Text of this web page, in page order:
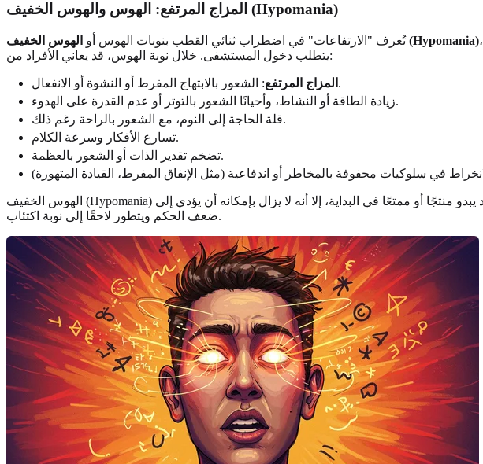
المزاج المرتفع: الهوس والهوس الخفيف (Hypomania)
تُعرف "الارتفاعات" في اضطراب ثنائي القطب بنوبات الهوس أوالهوس الخفيف (Hypomania)، اعتمادًا على شدتها وتأثيرها. الهوس شكل أكثر حدة، وغالبًا ما يؤدي إلى ضعف كبير في الأداء اليومي، مما قد
يتطلب دخول المستشفى. خلال نوبة الهوس، قد يعاني الأفراد من:
المزاج المرتفع : الشعور بالابتهاج المفرط أو النشوة أو الانفعال.
زيادة الطاقة أو النشاط، وأحيانًا الشعور بالتوتر أو عدم القدرة على الهدوء.
قلة الحاجة إلى النوم، مع الشعور بالراحة رغم ذلك.
تسارع الأفكار وسرعة الكلام.
تضخم تقدير الذات أو الشعور بالعظمة.
الهوس الخفيف (Hypomania) يتضمن أعراضًا مشابهة ولكنه أقل حدة ولا يسبب عادةً ضعفًا كبيرًا أو يتطلب دخول المستشفى. في حين أنه قد يبدو منتجًا أو ممتعًا في البداية، إلا أنه لا يزال بإمكانه أن يؤدي إلى
ضعف الحكم ويتطور لاحقًا إلى نوبة اكتئاب.